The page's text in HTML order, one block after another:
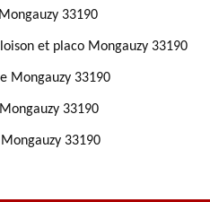
33190
et placo Mongauzy 33190
Mongauzy 33190
33190
33190